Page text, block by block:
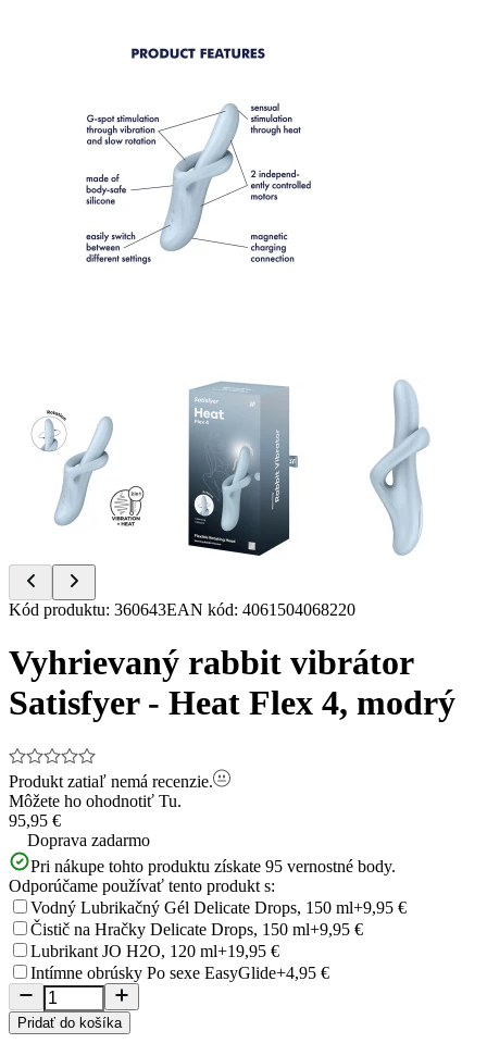
Item
of
5
Kód produktu: 360643EAN kód: 4061504068220
Vyhrievaný rabbit vibrátor
Satisfyer - Heat Flex 4, modrý
Produkt zatiaľ nemá recenzie.
Môžete ho ohodnotiť Tu.
95,95 €
Doprava zadarmo
Pri nákupe tohto produktu získate 95 vernostné body.
Odporúčame používať tento produkt s:
Vodný Lubrikačný Gél Delicate Drops, 150 ml+9,95 €
Čistič na Hračky Delicate Drops, 150 ml+9,95 €
Lubrikant JO H2O, 120 ml+19,95 €
Intímne obrúsky Po sexe EasyGlide+4,95 €
Pridať do košíka